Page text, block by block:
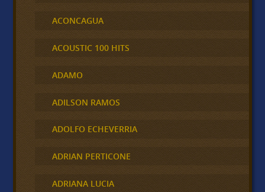
ACONCAGUA
ACOUSTIC 100 HITS
ADAMO
ADILSON RAMOS
ADOLFO ECHEVERRIA
ADRIAN PERTICONE
ADRIANA LUCIA